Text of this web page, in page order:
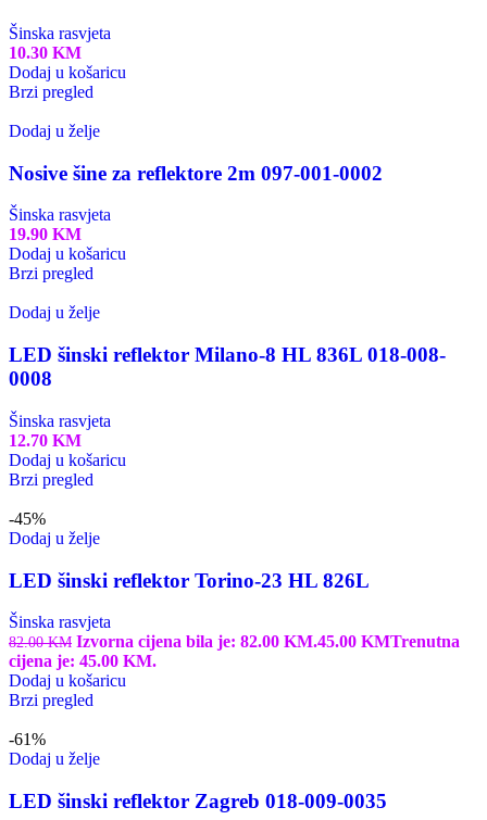
Šinska rasvjeta
10.30 KM
Dodaj u košaricu
Brzi pregled
Dodaj u želje
Nosive šine za reflektore 2m 097-001-0002
Šinska rasvjeta
19.90 KM
Dodaj u košaricu
Brzi pregled
Dodaj u želje
LED šinski reflektor Milano-8 HL 836L 018-008-
0008
Šinska rasvjeta
12.70 KM
Dodaj u košaricu
Brzi pregled
-45%
Dodaj u želje
LED šinski reflektor Torino-23 HL 826L
Šinska rasvjeta
82.00KM Izvorna cijena bila je: 82.00 KM.45.00 KMTrenutna
cijena je: 45.00 KM.
Dodaj u košaricu
Brzi pregled
-61%
Dodaj u želje
LED šinski reflektor Zagreb 018-009-0035